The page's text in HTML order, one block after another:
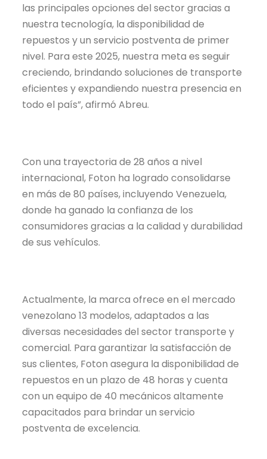
las principales opciones del sector gracias a
nuestra tecnología, la disponibilidad de
repuestos y un servicio postventa de primer
nivel. Para este 2025, nuestra meta es seguir
creciendo, brindando soluciones de transporte
eficientes y expandiendo nuestra presencia en
todo el país”, afirmó Abreu.
Con una trayectoria de 28 años a nivel
internacional, Foton ha logrado consolidarse
en más de 80 países, incluyendo Venezuela,
donde ha ganado la confianza de los
consumidores gracias a la calidad y durabilidad
de sus vehículos.
Actualmente, la marca ofrece en el mercado
venezolano 13 modelos, adaptados a las
diversas necesidades del sector transporte y
comercial. Para garantizar la satisfacción de
sus clientes, Foton asegura la disponibilidad de
repuestos en un plazo de 48 horas y cuenta
con un equipo de 40 mecánicos altamente
capacitados para brindar un servicio
postventa de excelencia.